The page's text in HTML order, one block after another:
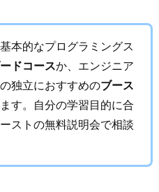
本的なプログラミングス
ドコースか、エンジニア
独立におすすめのブース
す。自分の学習目的に合
ストの無料説明会で相談